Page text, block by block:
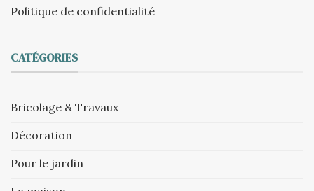
Politique de confidentialité
CATÉGORIES
Bricolage & Travaux
Décoration
Pour le jardin